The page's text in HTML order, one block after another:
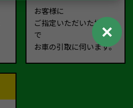
お客様に
ご指定いただいた場所ま
で
お車の引取に伺います。
✕